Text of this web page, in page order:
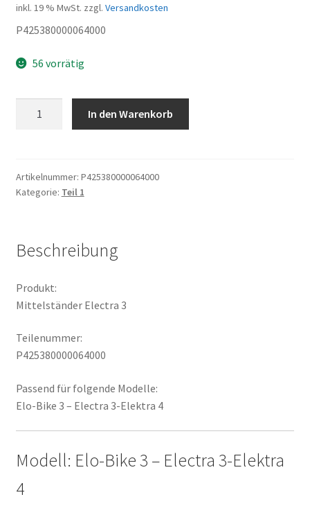
inkl. 19 % MwSt. zzgl. Versandkosten
P425380000064000
56 vorrätig
In den Warenkorb
Artikelnummer: P425380000064000
Kategorie: Teil 1
Beschreibung
Produkt:
Mittelständer Electra 3
Teilenummer:
P425380000064000
Passend für folgende Modelle:
Elo-Bike 3 – Electra 3-Elektra 4
Modell: Elo-Bike 3 – Electra 3-Elektra
4